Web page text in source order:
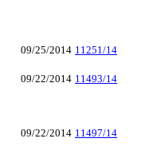
09/25/2014 11251/14
09/22/2014 11493/14
09/22/2014 11497/14